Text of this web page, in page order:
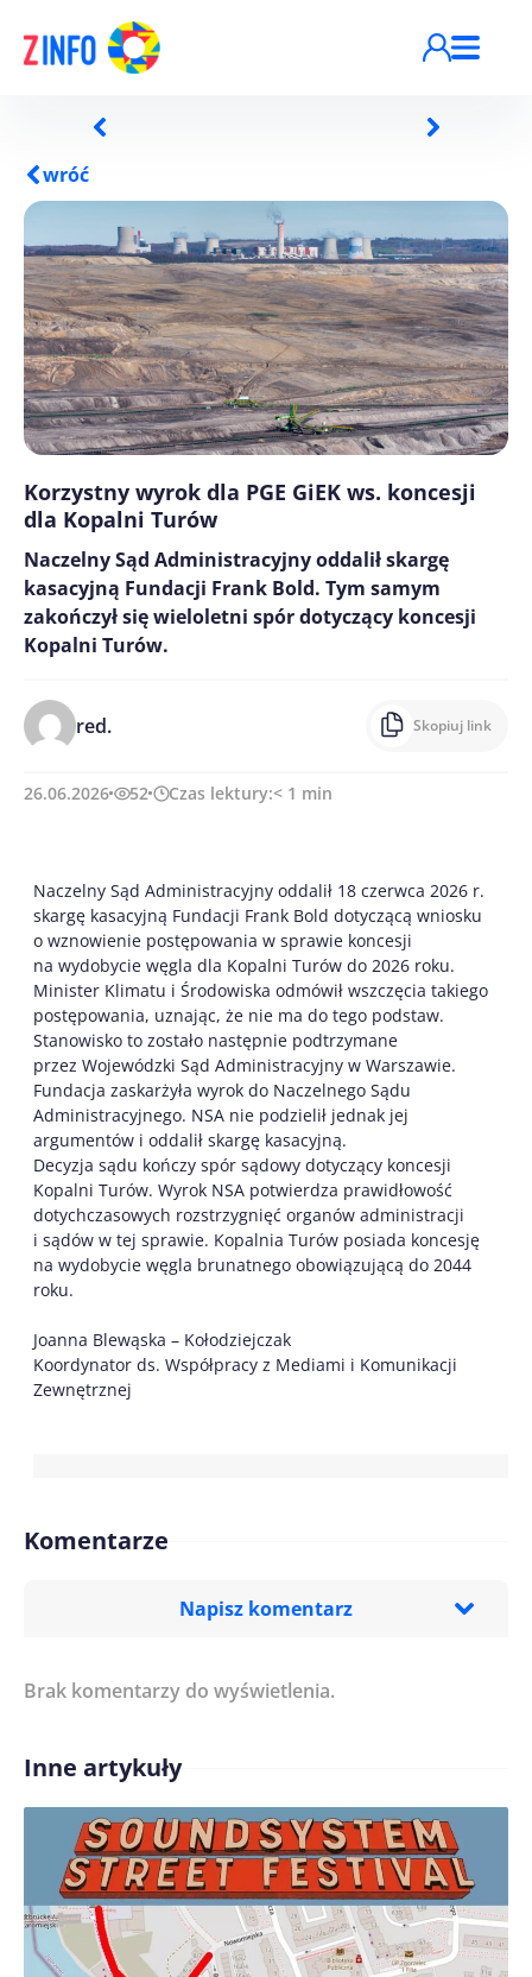
wróć
Korzystny wyrok dla PGE GiEK ws. koncesji
dla Kopalni Turów
Naczelny Sąd Administracyjny oddalił skargę
kasacyjną Fundacji Frank Bold. Tym samym
zakończył się wieloletni spór dotyczący koncesji
Kopalni Turów.
red. Skopiuj link
26.06.2026 52 Czas lektury:< 1 min
Naczelny Sąd Administracyjny oddalił 18 czerwca 2026 r.
skargę kasacyjną Fundacji Frank Bold dotyczącą wniosku
o wznowienie postępowania w sprawie koncesji
na wydobycie węgla dla Kopalni Turów do 2026 roku.
Minister Klimatu i Środowiska odmówił wszczęcia takiego
postępowania, uznając, że nie ma do tego podstaw.
Stanowisko to zostało następnie podtrzymane
przez Wojewódzki Sąd Administracyjny w Warszawie.
Fundacja zaskarżyła wyrok do Naczelnego Sądu
Administracyjnego. NSA nie podzielił jednak jej
argumentów i oddalił skargę kasacyjną.
Decyzja sądu kończy spór sądowy dotyczący koncesji
Kopalni Turów. Wyrok NSA potwierdza prawidłowość
dotychczasowych rozstrzygnięć organów administracji
i sądów w tej sprawie. Kopalnia Turów posiada koncesję
na wydobycie węgla brunatnego obowiązującą do 2044
roku.
Joanna Blewąska – Kołodziejczak
Koordynator ds. Współpracy z Mediami i Komunikacji
Zewnętrznej
Komentarze
Napisz komentarz
Treść komentarza*
Imię/ Nick*
Brak komentarzy do wyświetlenia.
Inne artykuły